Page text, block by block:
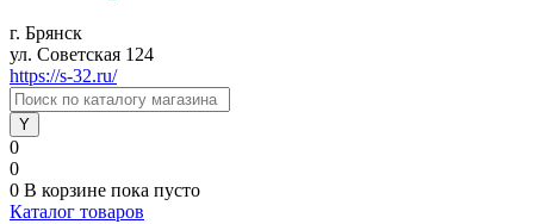
г. Брянск
ул. Советская 124
https://s-32.ru/
0
0
0 В корзине пока пусто
Каталог товаров